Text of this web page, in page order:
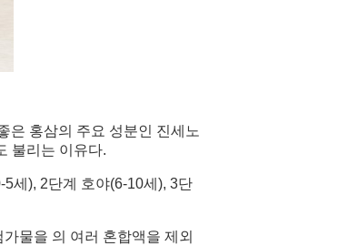
은 홍삼의 주요 성분인 진세노
불리는 이유다.
세), 2단계 호야(6-10세), 3단
물을 의 여러 혼합액을 제외